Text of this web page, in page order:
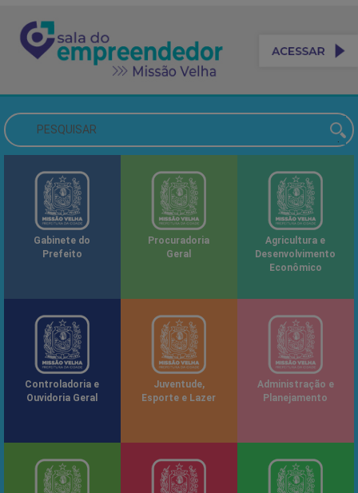
Gabinete do
Prefeito
Procuradoria
Geral
Agricultura e
Desenvolvimento
Econômico
Controladoria e
Ouvidoria Geral
Juventude,
Esporte e Lazer
Administração e
Planejamento